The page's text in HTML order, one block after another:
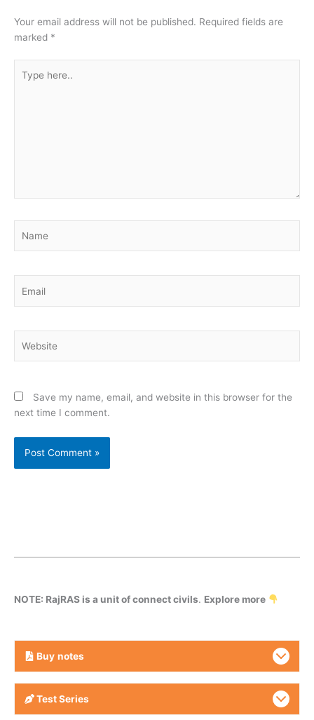
Your email address will not be published. Required fields are
marked *
here..
Save my name, email, and website in this browser for the
next time I comment.
NOTE: RajRAS is a unit of connect civils. Explore more
Buy notes
Test Series